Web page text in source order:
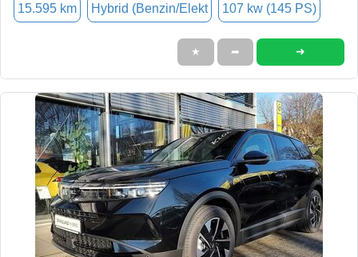
15.595 km Hybrid (Benzin/Elekt 107 kw (145 PS)
★ ➦ ➜